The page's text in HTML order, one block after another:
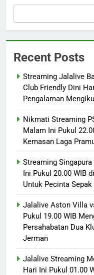
Recent Posts
Streaming Jalalive
Club Friendly Dini
Pengalaman
Nikmati Streaming
Malam Ini Pukul
Kemasan Laga
Streaming
Ini Pukul 20.00 WIB
Untuk Pecinta
Jalalive Aston Villa
Pukul 19.00 WIB
Persahabatan Dua
Jerman
Jalalive Streaming
Hari Ini Pukul 01.00